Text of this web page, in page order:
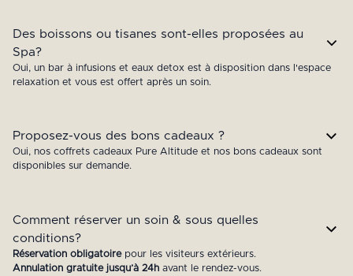
Des boissons ou tisanes sont-elles proposées au
Spa?
Oui, un bar à infusions et eaux detox est à disposition dans l'espace
relaxation et vous est offert après un soin.
Proposez-vous des bons cadeaux ?
Oui, nos coffrets cadeaux Pure Altitude et nos bons cadeaux sont
disponibles sur demande.
Comment réserver un soin & sous quelles
conditions?
Réservation obligatoirepour les visiteurs extérieurs.
Annulation gratuite jusqu’à 24havant le rendez-vous.